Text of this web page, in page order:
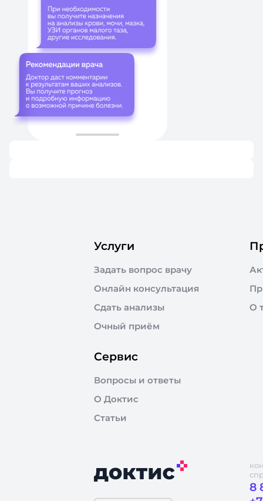
Услуги
Задать вопрос врачу
Онлайн консультация
Сдать анализы
Очный приём
О
Сервис
Вопросы и ответы
О Доктис
Статьи
8